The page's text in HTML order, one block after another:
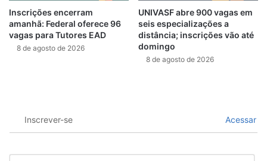
Inscrições encerram
amanhã: Federal oferece 96
vagas para Tutores EAD
8 de agosto de 2026
UNIVASF abre 900 vagas em
seis especializações a
distância; inscrições vão até
domingo
8 de agosto de 2026
Inscrever-se Acessar